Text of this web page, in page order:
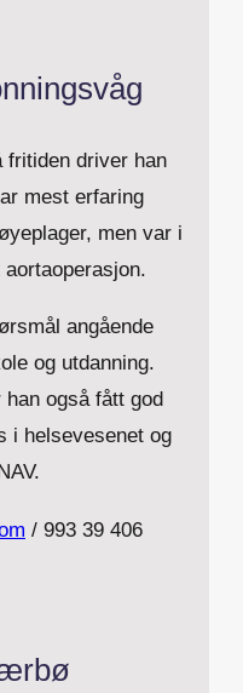
fritiden driver han
mest erfaring
men var i
angående
og utdanning.
han også fått god
i helsevesenet og
/ 993 39 406